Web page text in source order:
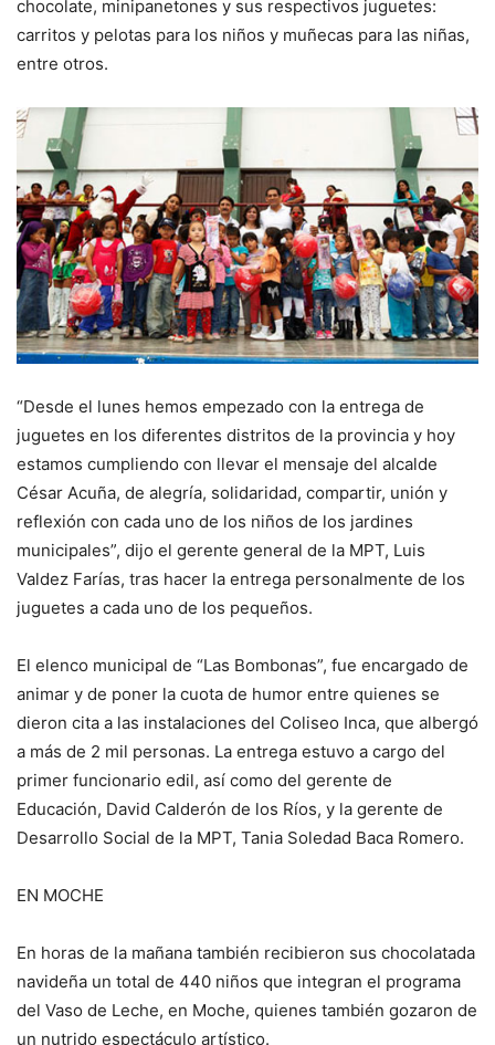
chocolate, minipanetones y sus respectivos juguetes:
carritos y pelotas para los niños y muñecas para las niñas,
entre otros.
“Desde el lunes hemos empezado con la entrega de
juguetes en los diferentes distritos de la provincia y hoy
estamos cumpliendo con llevar el mensaje del alcalde
César Acuña, de alegría, solidaridad, compartir, unión y
reflexión con cada uno de los niños de los jardines
municipales”, dijo el gerente general de la MPT, Luis
Valdez Farías, tras hacer la entrega personalmente de los
juguetes a cada uno de los pequeños.
El elenco municipal de “Las Bombonas”, fue encargado de
animar y de poner la cuota de humor entre quienes se
dieron cita a las instalaciones del Coliseo Inca, que albergó
a más de 2 mil personas. La entrega estuvo a cargo del
primer funcionario edil, así como del gerente de
Educación, David Calderón de los Ríos, y la gerente de
Desarrollo Social de la MPT, Tania Soledad Baca Romero.
EN MOCHE
En horas de la mañana también recibieron sus chocolatada
navideña un total de 440 niños que integran el programa
del Vaso de Leche, en Moche, quienes también gozaron de
un nutrido espectáculo artístico.